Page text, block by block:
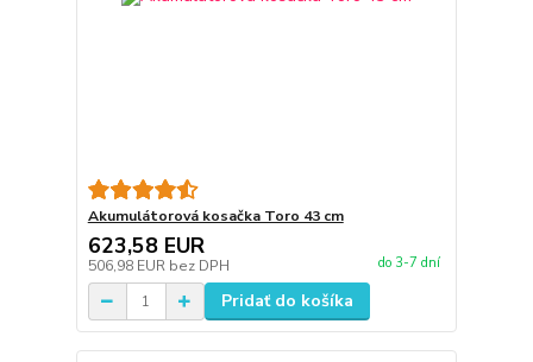
Akumulátorová kosačka Toro 43 cm
623,58 EUR
506,98 EUR bez DPH do 3-7 dní
Pridať do košíka